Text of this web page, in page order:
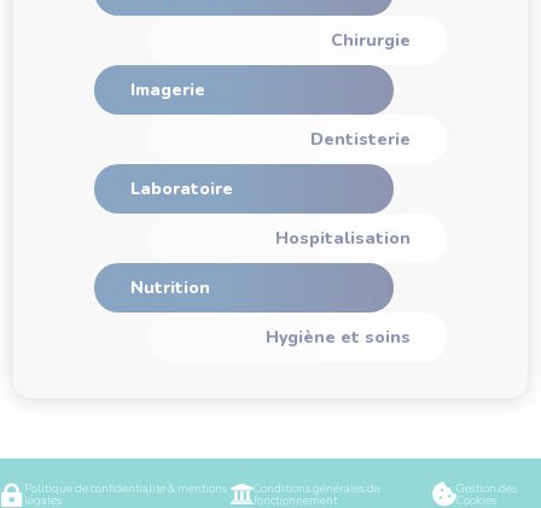
Chirurgie
Imagerie
Dentisterie
Laboratoire
Hospitalisation
Nutrition
Hygiène et soins
Politique de confidentialité & mentions
légales
 Conditions générales de
fonctionnement
 Gestion des
Cookies
